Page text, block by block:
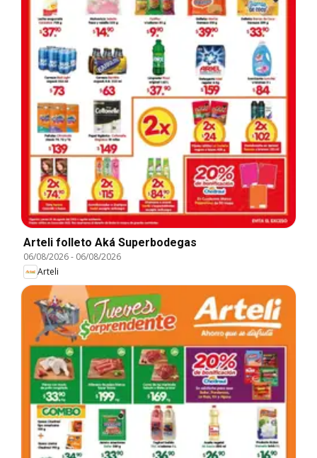
Arteli folleto Aká Superbodegas
06/08/2026- 06/08/2026
Arteli